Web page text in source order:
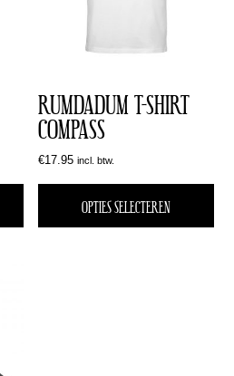
RUMDADUM T-SHIRT
COMPASS
€17.95 incl. btw.
OPTIES SELECTEREN